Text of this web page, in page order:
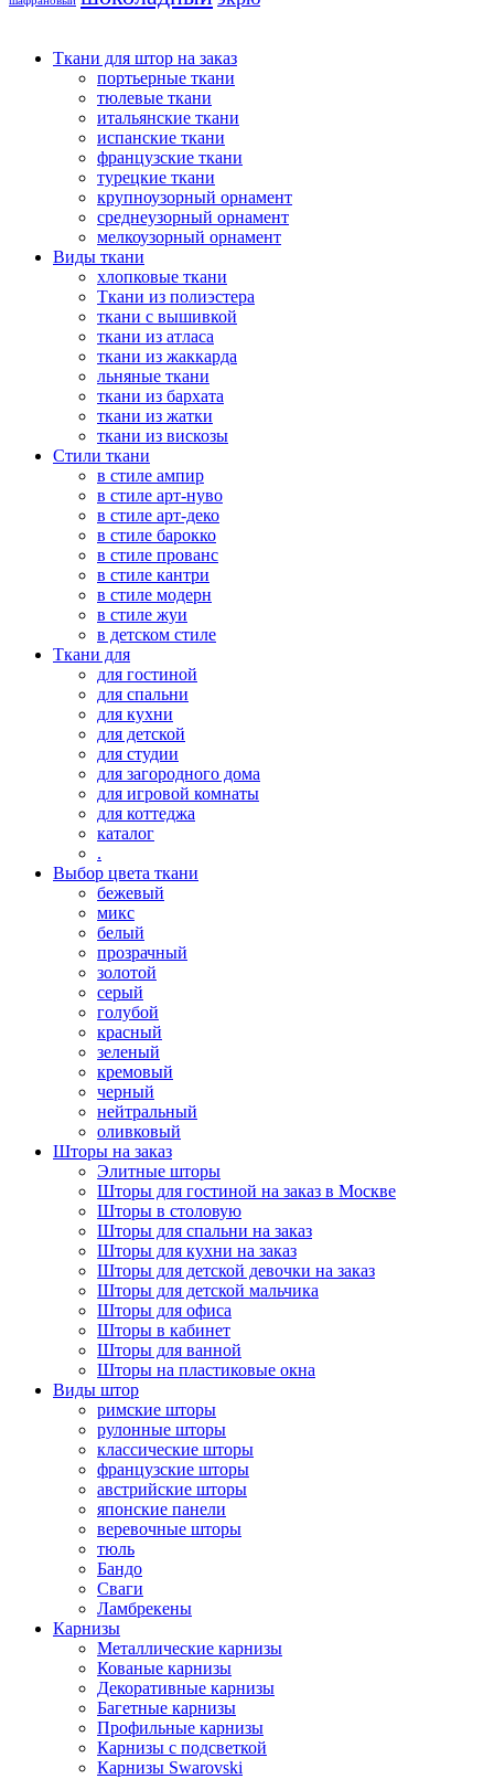
Ткани для штор на заказ
портьерные ткани
тюлевые ткани
итальянские ткани
испанские ткани
французские ткани
турецкие ткани
крупноузорный орнамент
среднеузорный орнамент
мелкоузорный орнамент
Виды ткани
хлопковые ткани
Ткани из полиэстера
ткани с вышивкой
ткани из атласа
ткани из жаккарда
льняные ткани
ткани из бархата
ткани из жатки
ткани из вискозы
Стили ткани
в стиле ампир
в стиле арт-нуво
в стиле арт-деко
в стиле барокко
в стиле прованс
в стиле кантри
в стиле модерн
в стиле жуи
в детском стиле
Ткани для
для гостиной
для спальни
для кухни
для детской
для студии
для загородного дома
для игровой комнаты
для коттеджа
каталог
.
Выбор цвета ткани
бежевый
микс
белый
прозрачный
золотой
серый
голубой
красный
зеленый
кремовый
черный
нейтральный
оливковый
Шторы на заказ
Элитные шторы
Шторы для гостиной на заказ в Москве
Шторы в столовую
Шторы для спальни на заказ
Шторы для кухни на заказ
Шторы для детской девочки на заказ
Шторы для детской мальчика
Шторы для офиса
Шторы в кабинет
Шторы для ванной
Шторы на пластиковые окна
Виды штор
римские шторы
рулонные шторы
классические шторы
французские шторы
австрийские шторы
японские панели
веревочные шторы
тюль
Бандо
Сваги
Ламбрекены
Карнизы
Металлические карнизы
Кованые карнизы
Декоративные карнизы
Багетные карнизы
Профильные карнизы
Карнизы с подсветкой
Карнизы Swarovski